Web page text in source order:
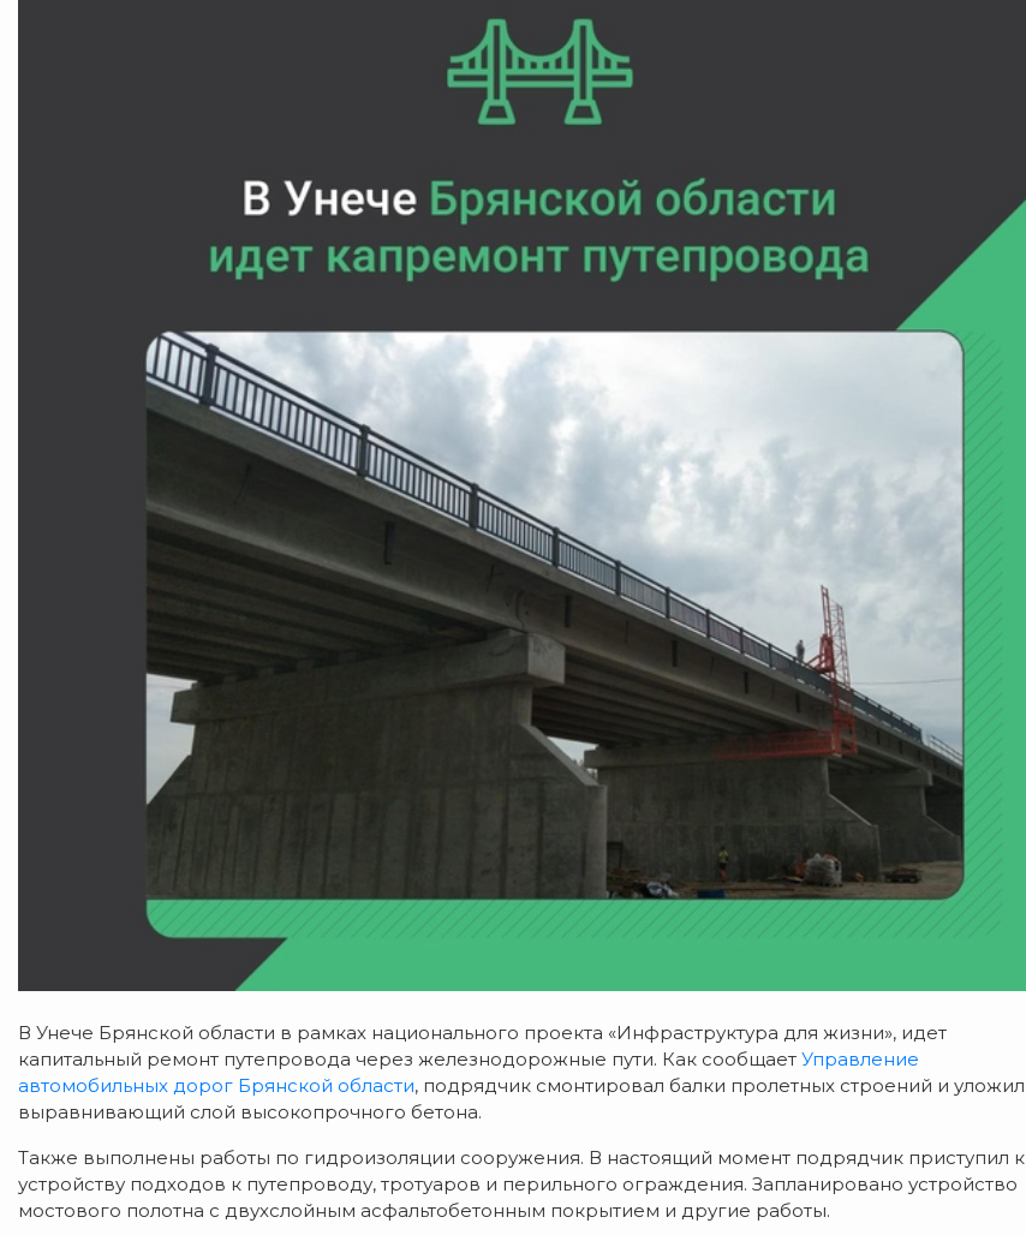
В Унече Брянской области в рамках национального проекта «Инфраструктура для жизни», идет
капитальный ремонт путепровода через железнодорожные пути. Как сообщает Управление
автомобильных дорог Брянской области, подрядчик смонтировал балки пролетных строений и уложил
выравнивающий слой высокопрочного бетона.
Также выполнены работы по гидроизоляции сооружения. В настоящий момент подрядчик приступил к
устройству подходов к путепроводу, тротуаров и перильного ограждения. Запланировано устройство
мостового полотна с двухслойным асфальтобетонным покрытием и другие работы.